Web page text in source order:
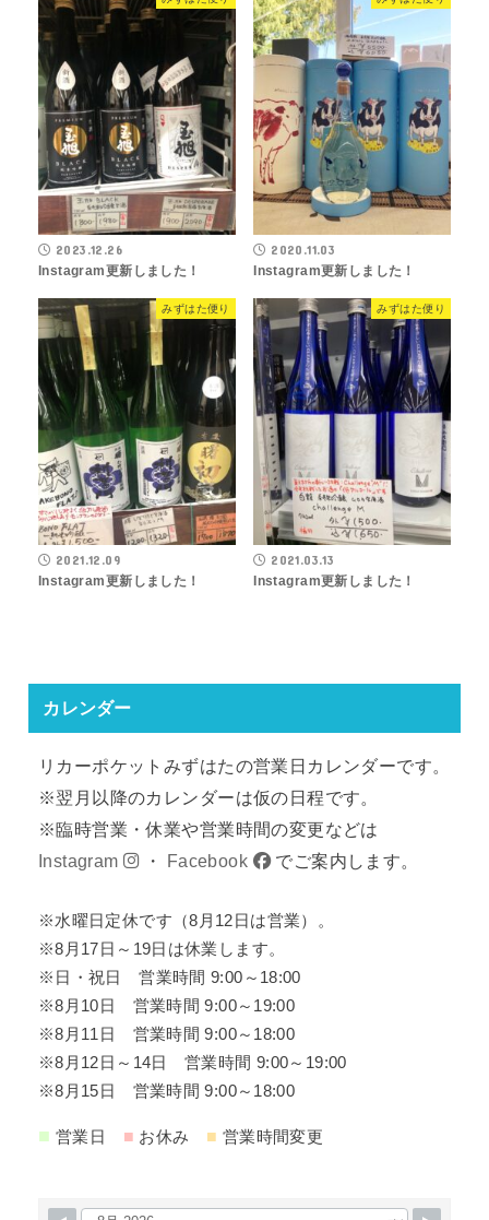
2023.12.26
Instagram更新しました！
2020.11.03
Instagram更新しました！
みずはた便り
2021.12.09
Instagram更新しました！
みずはた便り
2021.03.13
Instagram更新しました！
カレンダー
リカーポケットみずはたの営業日カレンダーです。
※翌月以降のカレンダーは仮の日程です。
※臨時営業・休業や営業時間の変更などは
Instagram
・ Facebook でご案内します。
※水曜日定休です（8月12日は営業）。
※8月17日～19日は休業します。
※日・祝日 営業時間 9:00～18:00
※8月10日 営業時間 9:00～19:00
※8月11日 営業時間 9:00～18:00
※8月12日～14日 営業時間 9:00～19:00
※8月15日 営業時間 9:00～18:00
■ 営業日 ■ お休み ■ 営業時間変更